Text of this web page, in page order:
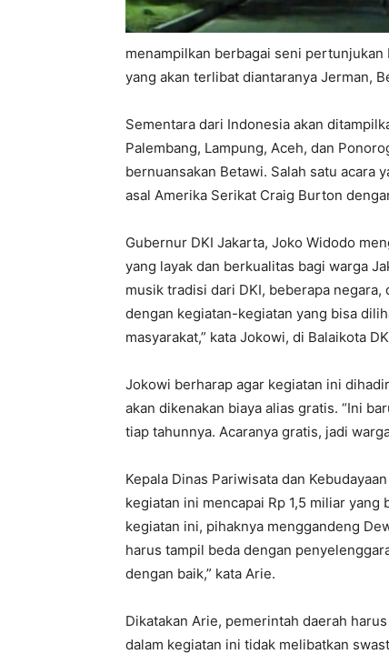
menampilkan berbagai seni
yang akan terlibat diantaranya Jerman,
Sementara dari Indonesia akan
Palembang, Lampung, Aceh, dan
bernuansakan Betawi. Salah satu acara
asal Amerika Serikat Craig Burton
Gubernur DKI Jakarta, Joko Widodo
yang layak dan berkualitas bagi warga
musik tradisi dari DKI, beberapa
dengan kegiatan-kegiatan yang bisa
masyarakat,” kata Jokowi, di Balaikota
Jokowi berharap agar kegiatan ini
akan dikenakan biaya alias gratis. “Ini
tiap tahunnya. Acaranya gratis, jadi
Kepala Dinas Pariwisata dan
kegiatan ini mencapai Rp 1,5 miliar
kegiatan ini, pihaknya menggandeng
harus tampil beda dengan
dengan baik,” kata Arie.
Dikatakan Arie, pemerintah daerah
dalam kegiatan ini tidak melibatkan